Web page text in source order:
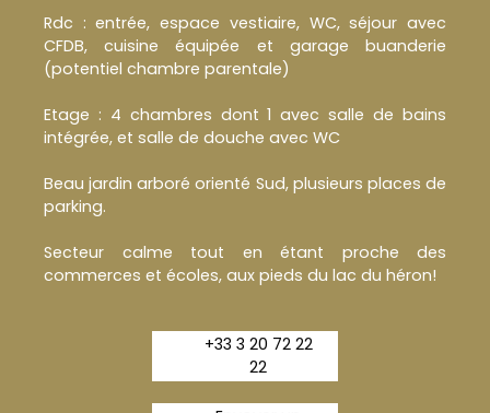
Rdc : entrée, espace vestiaire, WC, séjour avec
CFDB, cuisine équipée et garage buanderie
(potentiel chambre parentale)
Etage : 4 chambres dont 1 avec salle de bains
intégrée, et salle de douche avec WC
Beau jardin arboré orienté Sud, plusieurs places de
parking.
Secteur calme tout en étant proche des
commerces et écoles, aux pieds du lac du héron!
+33 3 20 72 22
22